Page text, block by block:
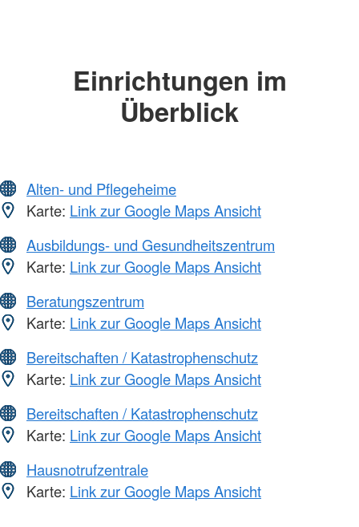
Einrichtungen im
Überblick
Alten- und Pflegeheime
Karte: Link zur Google Maps Ansicht
Ausbildungs- und Gesundheitszentrum
Karte: Link zur Google Maps Ansicht
Beratungszentrum
Karte: Link zur Google Maps Ansicht
Bereitschaften / Katastrophenschutz
Karte: Link zur Google Maps Ansicht
Bereitschaften / Katastrophenschutz
Karte: Link zur Google Maps Ansicht
Hausnotrufzentrale
Karte: Link zur Google Maps Ansicht